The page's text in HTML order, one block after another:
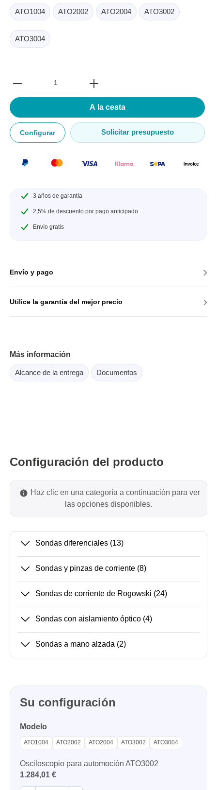
ATO1004 ATO2002 ATO2004 ATO3002
ATO3004
A la cesta
Configurar Solicitar presupuesto
3 años de garantía
2,5% de descuento por pago anticipado
Envío gratis
Envío y pago ›
Utilice la garantía del mejor precio ›
Más información
Alcance de la entrega Documentos
Configuración del producto
Haz clic en una categoría a continuación para ver
las opciones disponibles.
Sondas diferenciales (13)
Sondas y pinzas de corriente (8)
Sondas de corriente de Rogowski (24)
Sondas con aislamiento óptico (4)
Sondas a mano alzada (2)
Su configuración
Modelo
ATO1004 ATO2002 ATO2004 ATO3002 ATO3004
Osciloscopio para automoción ATO3002
1.284,01 €